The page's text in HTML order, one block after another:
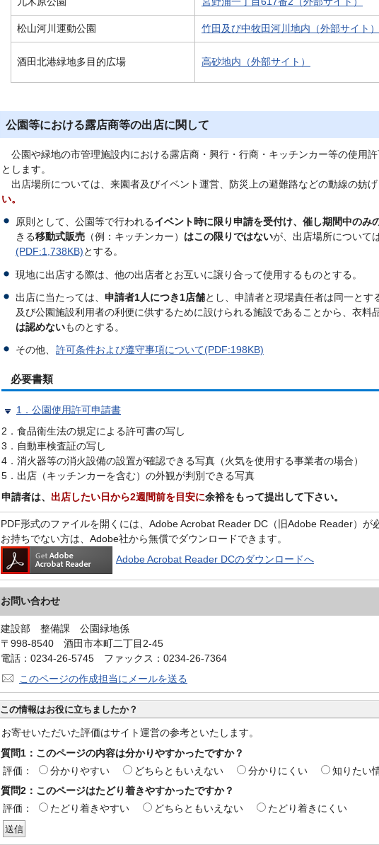
松山河川運動公園 竹田及び中牧田河川地内（外部サイト）
酒田北港緑地多目的広場 高砂地内（外部サイト）
公園等における露店商等の出店に関して
公園や緑地の市管理施設内における露店商・興行・行商・キッチンカー等の使用
とします。
出店場所については、来園者及びイベント運営、防災上の避難路などの動線の妨げ
い。
原則として、公園等で行われるイベント時に限り申請を受付け、催し期間中のみ
きる移動式販売 （例：キッチンカー） はこの限りではないが、出店場所について
(PDF:1,738KB)とする。
現地に出店する際は、他の出店者とお互いに譲り合って使用するものとする。
出店に当たっては、 申請者1人につき1店舗とし、申請者と現場責任者は同一と
及び公園施設利用者の利便に供するために設けられる施設であることから、衣料
は認めないものとする。
その他、 許可条件および遵守事項について(PDF:198KB)
必要書類
1．公園使用許可申請書
2．食品衛生法の規定による許可書の写し
3．自動車検査証の写し
4．消火器等の消火設備の設置が確認できる写真（火気を使用する事業者の場合）
5．出店（キッチンカーを含む）の外観が判別できる写真
申請者は、 出店したい日から2週間前を目安に余裕をもって提出して下さい。
PDF形式のファイルを開くには、Adobe Acrobat Reader DC（旧Adobe Reader）が
お持ちでない方は、Adobe社から無償でダウンロードできます。
Adobe Acrobat Reader DCのダウンロードへ
お問い合わせ
建設部 整備課 公園緑地係
〒998-8540 酒田市本町二丁目2-45
電話：0234-26-5745 ファックス：0234-26-7364
このページの作成担当にメールを送る
この情報はお役に立ちましたか？
お寄せいただいた評価はサイト運営の参考といたします。
質問1：このページの内容は分かりやすかったですか？
評価：
分かりやすい どちらともいえない 分かりにくい
知りたい
質問2：このページはたどり着きやすかったですか？
評価：
たどり着きやすい どちらともいえない たどり着きにくい